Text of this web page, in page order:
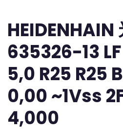
HEIDENHAIN
635326-13
5,0 R25 R25
0,00 ~1Vss
4,000